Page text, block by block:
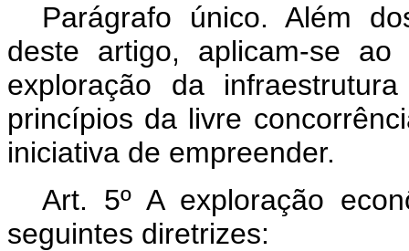
Parágrafo único. Além
deste artigo, aplicam-se ao
exploração da
princípios da livre
iniciativa de empreender.
Art. 5º A exploração
seguintes diretrizes: